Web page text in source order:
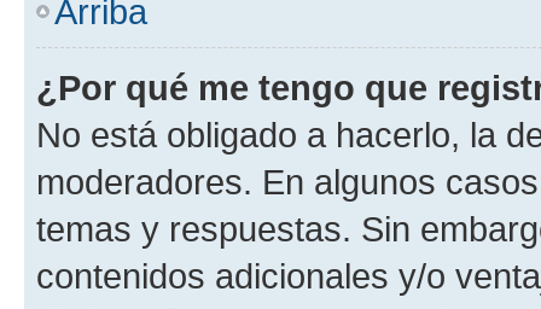
Arriba
¿Por qué me tengo que
No está obligado a hacerlo, la
moderadores. En algunos
temas y respuestas. Sin
contenidos adicionales y/o